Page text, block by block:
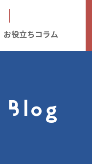
お役立ちコラム